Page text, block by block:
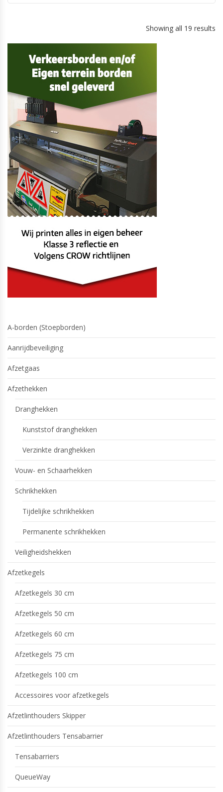
Showing all 19 results
A-borden (Stoepborden)
Aanrijdbeveiliging
Afzetgaas
Afzethekken
Dranghekken
Kunststof dranghekken
Verzinkte dranghekken
Vouw- en Schaarhekken
Schrikhekken
Tijdelijke schrikhekken
Permanente schrikhekken
Veiligheidshekken
Afzetkegels
Afzetkegels 30 cm
Afzetkegels 50 cm
Afzetkegels 60 cm
Afzetkegels 75 cm
Afzetkegels 100 cm
Accessoires voor afzetkegels
Afzetlinthouders Skipper
Afzetlinthouders Tensabarrier
Tensabarriers
QueueWay